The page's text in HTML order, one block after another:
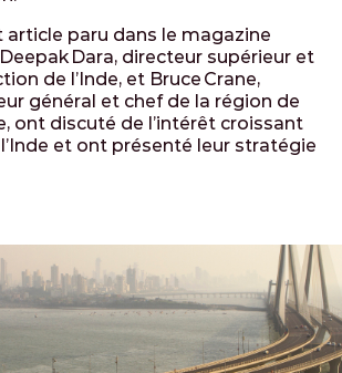
article paru dans le magazine
Dara, directeur supérieur et
de l’Inde, et Bruce Crane,
général et chef de la région de
ont discuté de l’intérêt croissant
et ont présenté leur stratégie